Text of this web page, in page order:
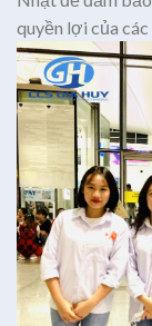
quyền lợi của